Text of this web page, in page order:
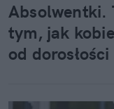
Absolwentki.
tym, jak
od dorosłości